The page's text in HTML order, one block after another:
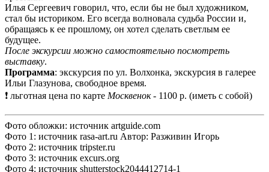
Илья Сергеевич говорил, что, если бы не был художником,
стал бы историком. Его всегда волновала судьба России и,
обращаясь к ее прошлому, он хотел сделать светлым ее
будущее.
После экскурсии можно самостоятельно посмотреть
выставку.
Программа: экскурсия по ул. Волхонка, экскурсия в галерее
Ильи Глазунова, свободное время.
❗ льготная цена по карте Москвенок- 1100 р. (иметь с собой)
Фото обложки: источник artguide.com
Фото 1: источник rasa-art.ru Автор: Разживин Игорь
Фото 2: источник tripster.ru
Фото 3: источник excurs.org
Фото 4: источник shutterstock2044412714-1